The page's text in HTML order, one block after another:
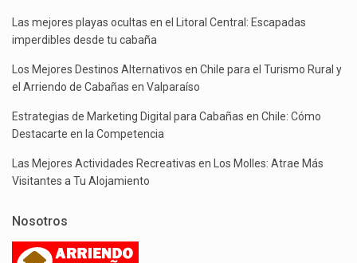
Las mejores playas ocultas en el Litoral Central: Escapadas
imperdibles desde tu cabaña
Los Mejores Destinos Alternativos en Chile para el Turismo Rural y
el Arriendo de Cabañas en Valparaíso
Estrategias de Marketing Digital para Cabañas en Chile: Cómo
Destacarte en la Competencia
Las Mejores Actividades Recreativas en Los Molles: Atrae Más
Visitantes a Tu Alojamiento
Nosotros